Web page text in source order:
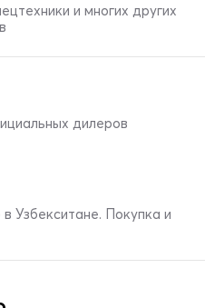
и многих других
дилеров
Узбекситане. Покупка и